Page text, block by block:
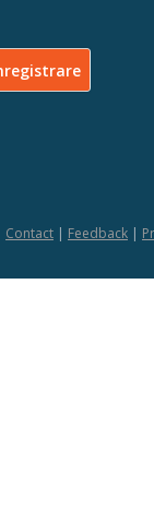
Contact | Feedback |